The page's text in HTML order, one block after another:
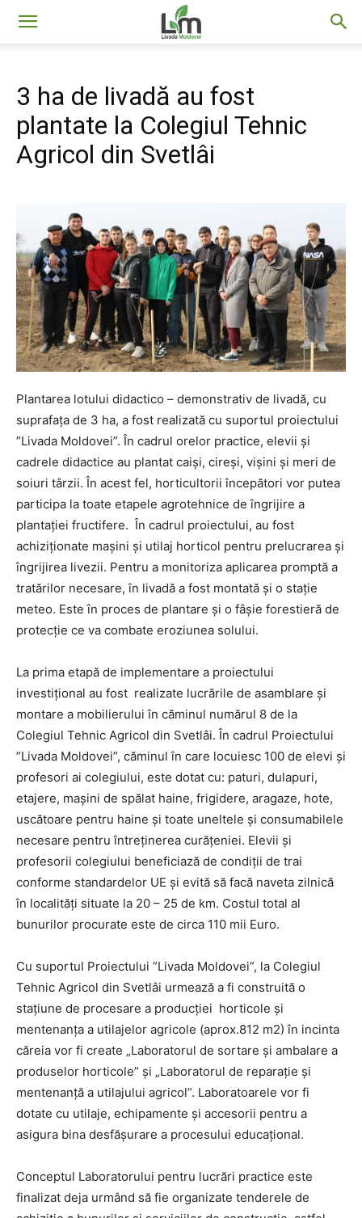
Livada
Moldovei
3 ha de livadă au fost
plantate la Colegiul Tehnic
Agricol din Svetlâi
Plantarea lotului didactico – demonstrativ de livadă, cu
suprafața de 3 ha, a fost realizată cu suportul proiectului
”Livada Moldovei”. În cadrul orelor practice, elevii și
cadrele didactice au plantat caiși, cireși, vișini și meri de
soiuri târzii. În acest fel, horticultorii începători vor putea
participa la toate etapele agrotehnice de îngrijire a
plantației fructifere. În cadrul proiectului, au fost
achiziționate mașini și utilaj horticol pentru prelucrarea și
îngrijirea livezii. Pentru a monitoriza aplicarea promptă a
tratărilor necesare, în livadă a fost montată și o stație
meteo. Este în proces de plantare și o fâșie forestieră de
protecție ce va combate eroziunea solului.
La prima etapă de implementare a proiectului
investițional au fost realizate lucrările de asamblare și
montare a mobilierului în căminul numărul 8 de la
Colegiul Tehnic Agricol din Svetlâi. În cadrul Proiectului
”Livada Moldovei”, căminul în care locuiesc 100 de elevi și
profesori ai colegiului, este dotat cu: paturi, dulapuri,
etajere, mașini de spălat haine, frigidere, aragaze, hote,
uscătoare pentru haine și toate uneltele și consumabilele
necesare pentru întreținerea curățeniei. Elevii și
profesorii colegiului beneficiază de condiții de trai
conforme standardelor UE și evită să facă naveta zilnică
în localități situate la 20 – 25 de km. Costul total al
bunurilor procurate este de circa 110 mii Euro.
Cu suportul Proiectului ”Livada Moldovei”, la Colegiul
Tehnic Agricol din Svetlâi urmează a fi construită o
stațiune de procesare a producției horticole și
mentenanța a utilajelor agricole (aprox.812 m2) în incinta
căreia vor fi create „Laboratorul de sortare și ambalare a
produselor horticole” și „Laboratorul de reparație și
mentenanță a utilajului agricol”. Laboratoarele vor fi
dotate cu utilaje, echipamente și accesorii pentru a
asigura bina desfășurare a procesului educațional.
Conceptul Laboratorului pentru lucrări practice este
finalizat deja urmând să fie organizate tenderele de